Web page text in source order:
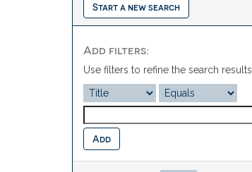
Start a new search
Add filters:
Use filters to refine the search results.